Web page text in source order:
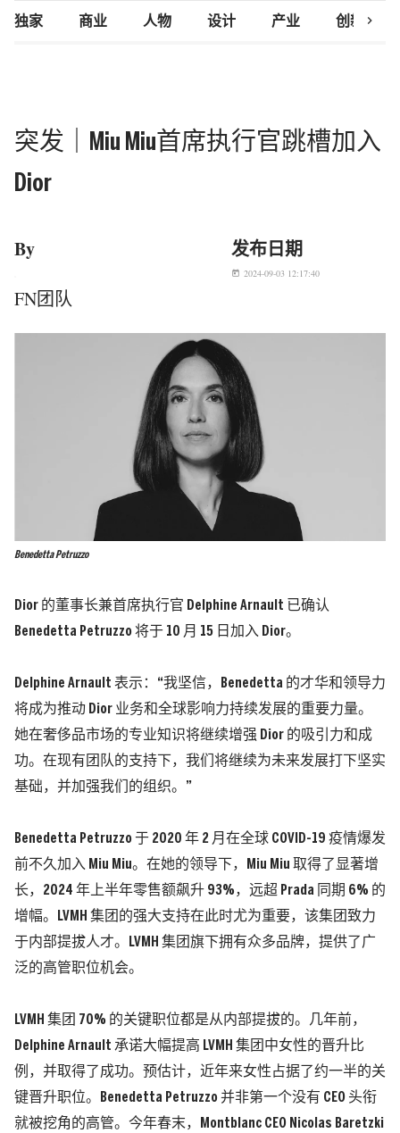
独家 商业 人物 设计 产业 创新研究
chevron_right
突发｜Miu Miu首席执行官跳槽加入
Dior
By
FN团队
发布日期
today 2024-09-03 12:17:40
Benedetta Petruzzo
Dior 的董事长兼首席执行官 Delphine Arnault 已确认
Benedetta Petruzzo 将于 10 月 15 日加入 Dior。
Delphine Arnault 表示：“我坚信， Benedetta 的才华和领导力
将成为推动 Dior 业务和全球影响力持续发展的重要力量。
她在奢侈品市场的专业知识将继续增强 Dior 的吸引力和成
功。在现有团队的支持下，我们将继续为未来发展打下坚实
基础，并加强我们的组织。”
Benedetta Petruzzo 于 2020 年 2 月在全球 COVID-19 疫情爆发
前不久加入 Miu Miu。在她的领导下，Miu Miu 取得了显著增
长，2024 年上半年零售额飙升 93%，远超 Prada 同期 6% 的
增幅。
LVMH 集团的强大支持在此时尤为重要，该集团致力
于内部提拔人才。LVMH 集团旗下拥有众多品牌，提供了广
泛的高管职位机会。
LVMH 集团 70% 的关键职位都是从内部提拔的。几年前，
Delphine Arnault 承诺大幅提高 LVMH 集团中女性的晋升比
例，并取得了成功。预估计，近年来女性占据了约一半的关
键晋升职位。
Benedetta Petruzzo 并非第一个没有 CEO 头衔
就被挖角的高管。今年春末，Montblanc CEO Nicolas Baretzki